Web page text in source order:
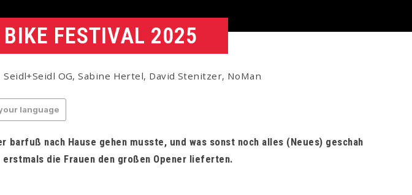
FESTIVAL 2025
Seidl+Seidl OG, Sabine Hertel, David Stenitzer, NoMan
language
nach Hause gehen musste, und was sonst noch alles (Neues) geschah
die Frauen den großen Opener lieferten.